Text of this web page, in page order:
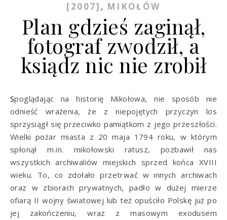
[2007] , MIKOŁÓW
Plan gdzieś zaginął,
fotograf zwodził, a
ksiądz nic nie zrobił
Spoglądając na historię Mikołowa, nie sposób nie
odnieść wrażenia, że z niepojętych przyczyn los
sprzysiągł się przeciwko pamiątkom z jego przeszłości.
Wielki pożar miasta z 20 maja 1794 roku, w którym
spłonął m.in. mikołowski ratusz, pozbawił nas
wszystkich archiwaliów miejskich sprzed końca XVIII
wieku. To, co zdołało przetrwać w innych archiwach
oraz w zbiorach prywatnych, padło w dużej mierze
ofiarą II wojny światowej lub też opuściło Polskę już po
jej zakończeniu, wraz z masowym exodusem